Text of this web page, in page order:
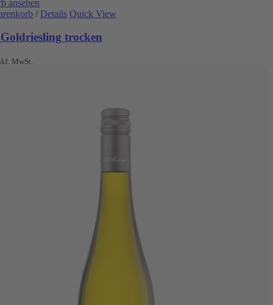
ansehen
/ Details Quick View
trocken
MwSt.